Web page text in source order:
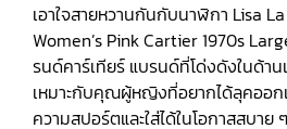
เอาใจสายหวานกันกับนาฬิกา Lisa
Women’s Pink Cartier 1970s
รนด์คาร์เทียร์ แบรนด์ที่โด่งดังในด้า
เหมาะกับคุณผู้หญิงที่อยากได้ลุคออก
ความสปอร์ตและใส่ได้ในโอกาสสบา